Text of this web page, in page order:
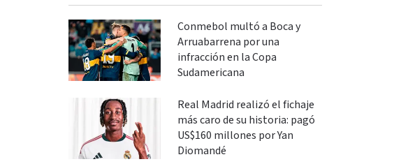
Conmebol multó a Boca y
Arruabarrena por una
infracción en la Copa
Sudamericana
Real Madrid realizó el fichaje
más caro de su historia: pagó
US$160 millones por Yan
Diomandé